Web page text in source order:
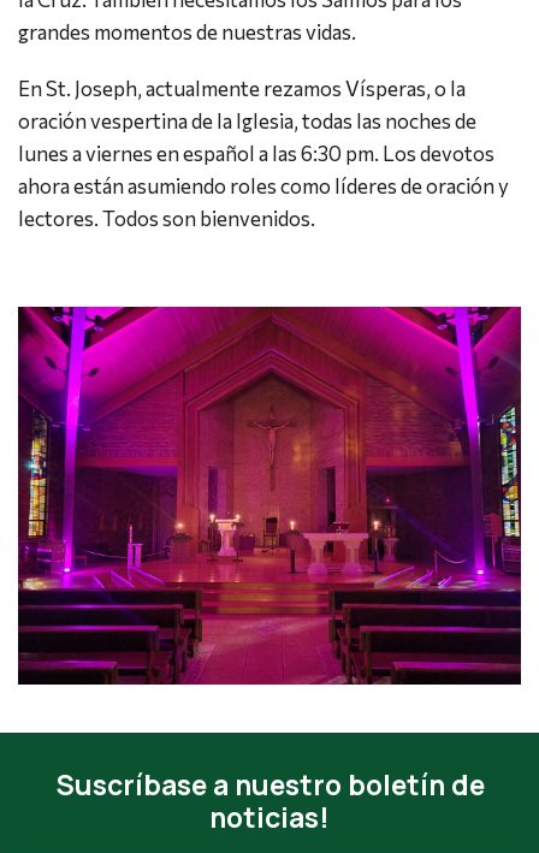
grandes momentos de nuestras vidas.
En St. Joseph, actualmente rezamos Vísperas, o la
oración vespertina de la Iglesia, todas las noches de
lunes a viernes en español a las 6:30 pm. Los devotos
ahora están asumiendo roles como líderes de oración y
lectores. Todos son bienvenidos.
Suscríbase a nuestro boletín de
noticias!